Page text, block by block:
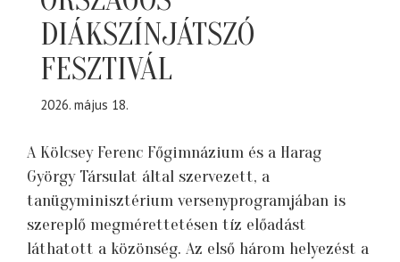
DIÁKSZÍNJÁTSZÓ
FESZTIVÁL
2026. május 18.
A Kölcsey Ferenc Főgimnázium és a Harag
György Társulat által szervezett, a
tanügyminisztérium versenyprogramjában is
szereplő megmérettetésen tíz előadást
láthatott a közönség. Az első három helyezést a